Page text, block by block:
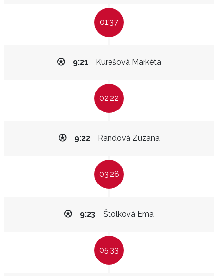
01:37
Kurešová Markéta
9:21
02:22
Randová Zuzana
9:22
03:28
Štolková Ema
9:23
05:33